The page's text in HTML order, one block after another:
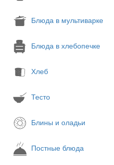
Блюда в мультиварке
Блюда в хлебопечке
Хлеб
Тесто
Блины и оладьи
Постные блюда